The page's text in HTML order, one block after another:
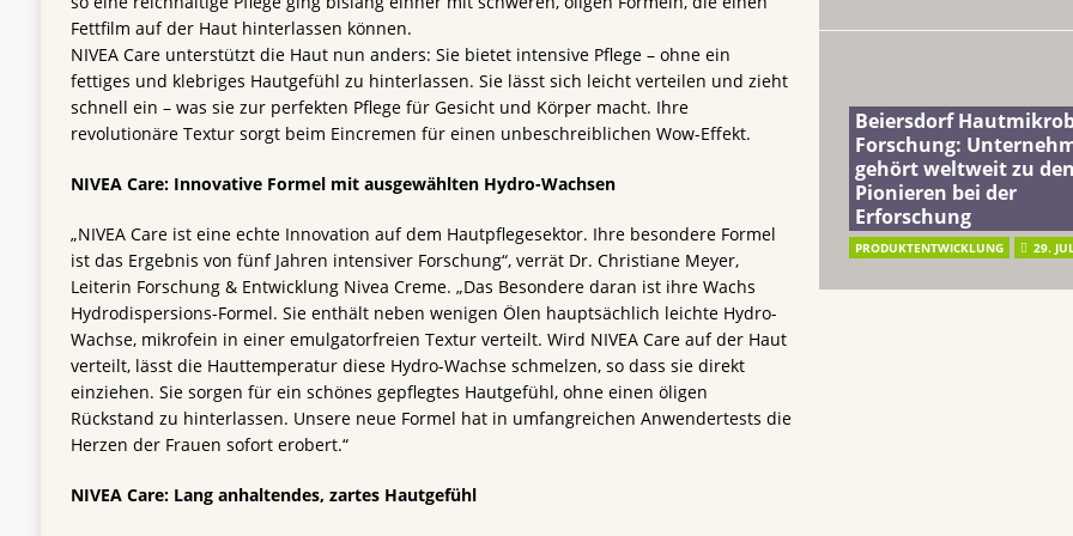
Fettfilm auf der Haut hinterlassen können.
NIVEA Care unterstützt die Haut nun anders: Sie bietet intensive Pflege – ohne ein
fettiges und klebriges Hautgefühl zu hinterlassen. Sie lässt sich leicht verteilen und zieht
schnell ein – was sie zur perfekten Pflege für Gesicht und Körper macht. Ihre
revolutionäre Textur sorgt beim Eincremen für einen unbeschreiblichen Wow-Effekt.
NIVEA Care: Innovative Formel mit ausgewählten Hydro-Wachsen
„NIVEA Care ist eine echte Innovation auf dem Hautpflegesektor. Ihre besondere Formel
ist das Ergebnis von fünf Jahren intensiver Forschung“, verrät Dr. Christiane Meyer,
Leiterin Forschung & Entwicklung Nivea Creme. „Das Besondere daran ist ihre Wachs
Hydrodispersions-Formel. Sie enthält neben wenigen Ölen hauptsächlich leichte Hydro-
Wachse, mikrofein in einer emulgatorfreien Textur verteilt. Wird NIVEA Care auf der Haut
verteilt, lässt die Hauttemperatur diese Hydro-Wachse schmelzen, so dass sie direkt
einziehen. Sie sorgen für ein schönes gepflegtes Hautgefühl, ohne einen öligen
Rückstand zu hinterlassen. Unsere neue Formel hat in umfangreichen Anwendertests die
Herzen der Frauen sofort erobert.“
NIVEA Care: Lang anhaltendes, zartes Hautgefühl
Beiersdorf
Forschung:
gehört weltweit zu den
Pionieren bei der
Erforschung
PRODUKTENTWICKLUNG 29.